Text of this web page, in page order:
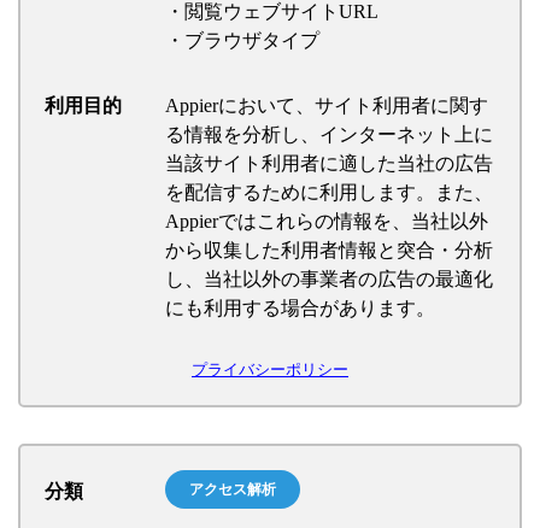
・閲覧ウェブサイトURL
・ブラウザタイプ
利用目的
Appierにおいて、サイト利用者に関す
る情報を分析し、インターネット上に
当該サイト利用者に適した当社の広告
を配信するために利用します。また、
Appierではこれらの情報を、当社以外
から収集した利用者情報と突合・分析
し、当社以外の事業者の広告の最適化
にも利用する場合があります。
プライバシーポリシー
分類 アクセス解析